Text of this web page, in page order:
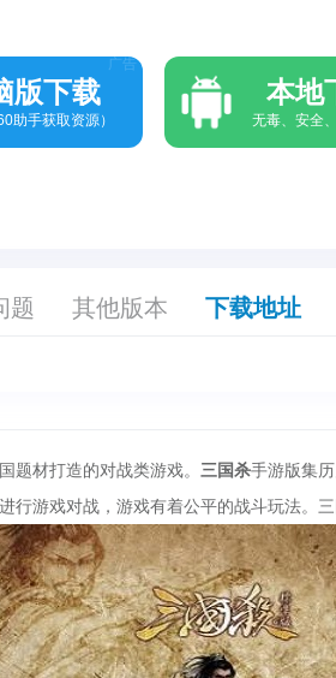
版下载
助手获取资源）
广告
本地
无毒、安全
题 其他版本 下载地址
题材打造的对战类游戏。 三国杀手游版集
行游戏对战，游戏有着公平的战斗玩法。